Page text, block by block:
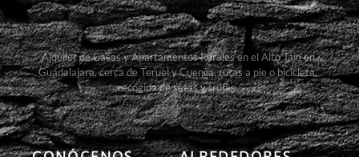
Alquiler de Casas y Apartamentos Rurales en el Alto Tajo en
Guadalajara, cerca de Teruel y Cuenca, rutas a pie o bicicleta,
recogida de setas y trufas.